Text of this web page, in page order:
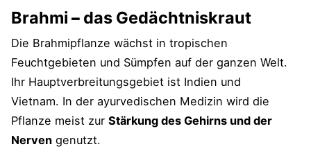
Brahmi – das Gedächtniskraut
Die Brahmipflanze wächst in tropischen
Feuchtgebieten und Sümpfen auf der ganzen Welt.
Ihr Hauptverbreitungsgebiet ist Indien und
Vietnam. In der ayurvedischen Medizin wird die
Pflanze meist zur Stärkung des Gehirns und der
Nerven genutzt.